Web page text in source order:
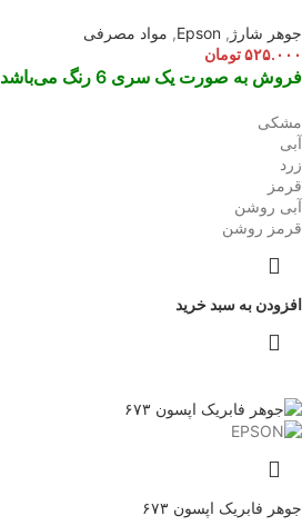
جوهر شارژ ,
Epson
, مواد مصرفی
۵۲۵.۰۰۰تومان
فروش به صورت یک سری 6 رنگ می‌باشد.
مشکی
آبی
زرد
قرمز
آبی روشن
قرمز روشن
افزودن به سبد خرید
جوهر فابریک اپسون ۶۷۳